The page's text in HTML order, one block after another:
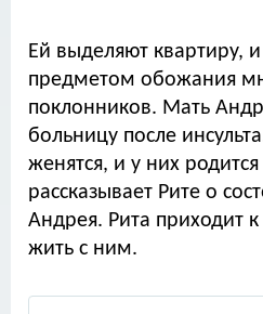
Ей выделяют квартиру,
предметом обожания
поклонников. Мать
больницу после
женятся, и у них
рассказывает Рите о
Андрея. Рита приходит
жить с ним.